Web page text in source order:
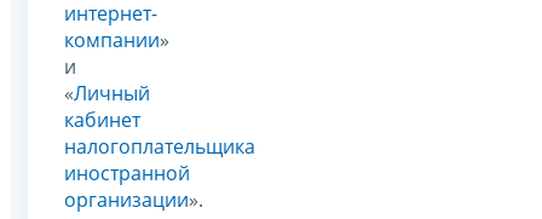
интернет-
компании»
и
«Личный
кабинет
налогоплательщика
иностранной
организации».